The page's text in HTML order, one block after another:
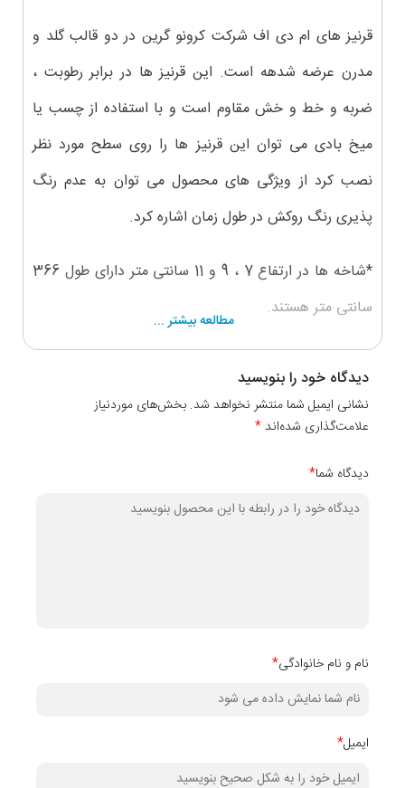
قرنیز های ام دی اف شرکت کرونو گرین در دو قالب گلد و
مدرن عرضه شدهه است. این قرنیز ها در برابر رطوبت ،
ضربه و خط و خش مقاوم است و با استفاده از چسب یا
میخ بادی می توان این قرنیز ها را روی سطح مورد نظر
نصب کرد از ویژگی های محصول می توان به عدم رنگ
پذیری رنگ روکش در طول زمان اشاره کرد.
*شاخه ها در ارتفاع 7 ، 9 و 11 سانتی متر دارای طول 366
سانتی متر هستند.
سانتی متر هستند.
15 سانتی متر:2800*150*16 میلی متر
مطالعه بیشتر ...
دیدگاه خود را بنویسید
نشانی ایمیل شما منتشر نخواهد شد. بخش‌های موردنیاز
علامت‌گذاری شده‌اند*
دیدگاه شما*
نام و نام خانوادگی*
ایمیل*